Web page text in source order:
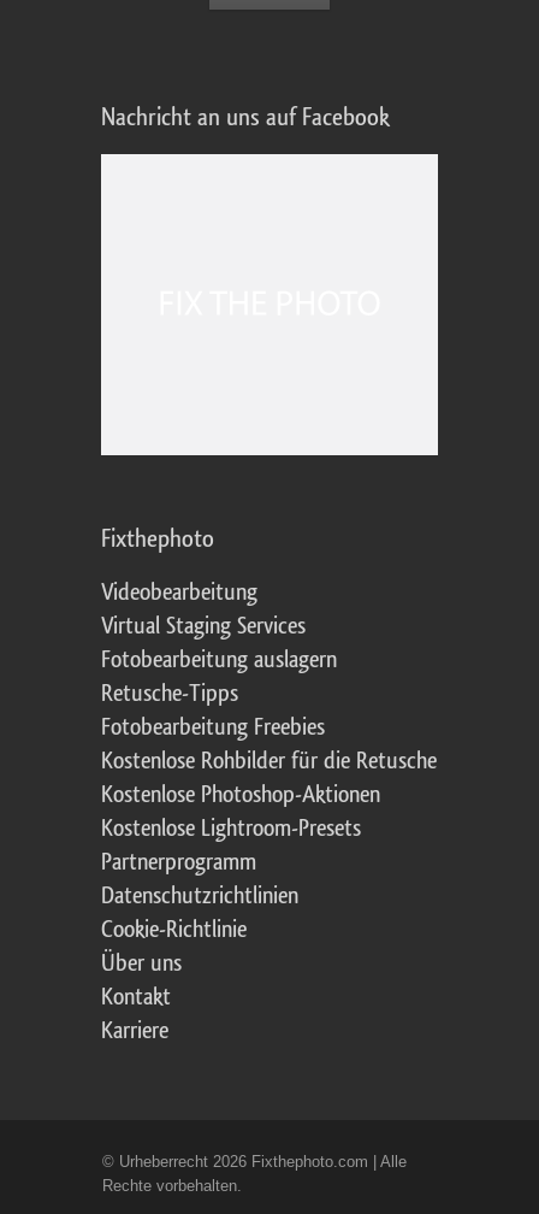
Nachricht an uns auf Facebook
Fixthephoto
Videobearbeitung
Virtual Staging Services
Fotobearbeitung auslagern
Retusche-Tipps
Fotobearbeitung Freebies
Kostenlose Rohbilder für die Retusche
Kostenlose Photoshop-Aktionen
Kostenlose Lightroom-Presets
Partnerprogramm
Datenschutzrichtlinien
Cookie-Richtlinie
Über uns
Kontakt
Karriere
© Urheberrecht 2026 Fixthephoto.com | Alle
Rechte vorbehalten.